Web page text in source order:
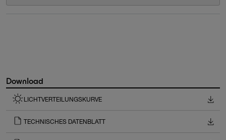
Download
LICHTVERTEILUNGSKURVE
TECHNISCHES DATENBLATT